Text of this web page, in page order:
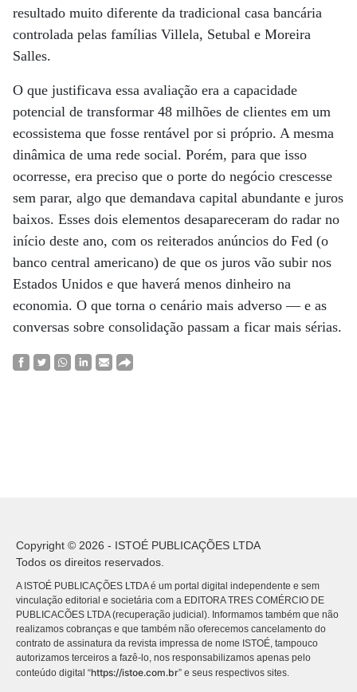
resultado muito diferente da tradicional casa bancária
controlada pelas famílias Villela, Setubal e Moreira
Salles.
O que justificava essa avaliação era a capacidade
potencial de transformar 48 milhões de clientes em um
ecossistema que fosse rentável por si próprio. A mesma
dinâmica de uma rede social. Porém, para que isso
ocorresse, era preciso que o porte do negócio crescesse
sem parar, algo que demandava capital abundante e juros
baixos. Esses dois elementos desapareceram do radar no
início deste ano, com os reiterados anúncios do Fed (o
banco central americano) de que os juros vão subir nos
Estados Unidos e que haverá menos dinheiro na
economia. O que torna o cenário mais adverso — e as
conversas sobre consolidação passam a ficar mais sérias.
Copyright © 2026 - ISTOÉ PUBLICAÇÕES LTDA
Todos os direitos reservados.
A ISTOÉ PUBLICAÇÕES LTDA é um portal digital independente e sem
vinculação editorial e societária com a EDITORA TRES COMÉRCIO DE
PUBLICACÕES LTDA (recuperação judicial). Informamos também que não
realizamos cobranças e que também não oferecemos cancelamento do
contrato de assinatura da revista impressa de nome ISTOÉ, tampouco
autorizamos terceiros a fazê-lo, nos responsabilizamos apenas pelo
conteúdo digital “https://istoe.com.br” e seus respectivos sites.